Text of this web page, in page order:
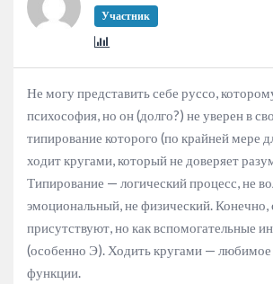
Участник
Не могу представить себе руссо,
психософия, но он (долго?) не уверен в
типирование которого (по крайней мере
ходит кругами, который не доверяет
Типирование — логический процесс, не
эмоциональный, не физический. Конечно,
присутствуют, но как вспомогательные
(особенно Э). Ходить кругами — любимое
функции.